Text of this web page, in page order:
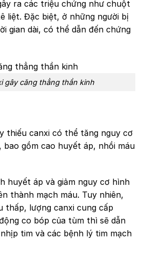
ra các triệu chứng như chuột
liệt. Đặc biệt, ở những người bị
gian dài, có thể dẫn đến chứng
gây căng thẳng thần kinh
thiếu canxi có thể tăng nguy cơ
bao gồm cao huyết áp, nhồi máu
huyết áp và giảm nguy cơ hình
thành mạch máu. Tuy nhiên,
thấp, lượng canxi cung cấp
co bóp của tùm thì sẽ dẫn
tim và các bệnh lý tim mạch